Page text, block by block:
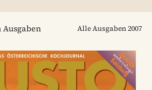
Alle Ausgaben2007